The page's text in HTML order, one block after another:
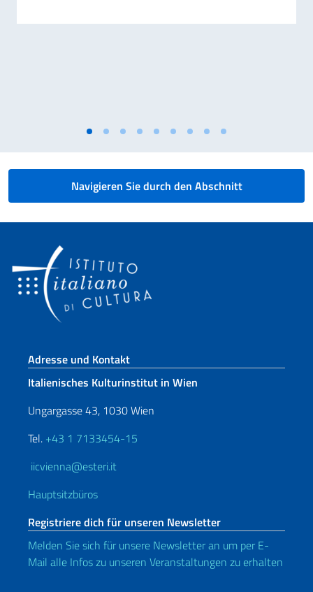
Navigieren Sie durch den Abschnitt
Fußbereich
Adresse und Kontakt
Italienisches Kulturinstitut in Wien
Ungargasse 43, 1030 Wien
Tel. +43 1 7133454-15
iicvienna@esteri.it
Hauptsitzbüros
Registriere dich für unseren Newsletter
Melden Sie sich für unsere Newsletter an um per E-
Mail alle Infos zu unseren Veranstaltungen zu erhalten